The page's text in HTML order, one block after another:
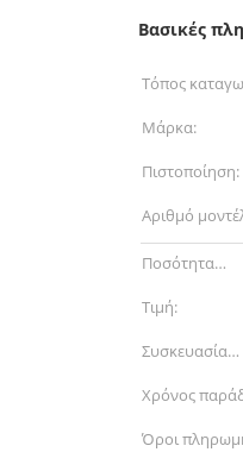
Βασικές
Τόπος
Μάρκα:
Πιστοποίηση:
Αριθμό
Ποσότητα
παραγγελίας
Τιμή:
Συσκευασία
λεπτομέρειες:
Χρόνος
Όροι